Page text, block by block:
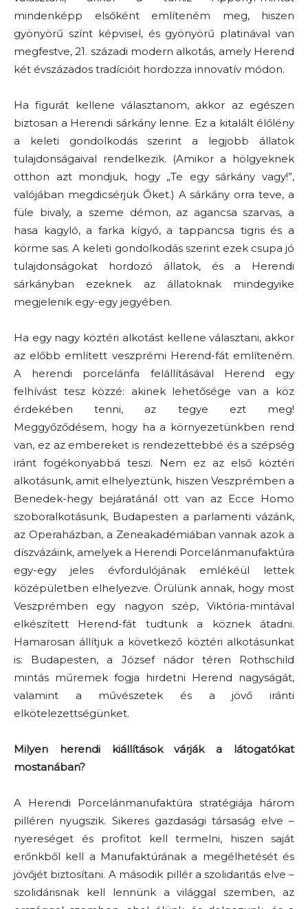
mindenképp elsőként említeném meg, hiszen
gyönyörű színt képvisel, és gyönyörű platinával van
megfestve, 21. századi modern alkotás, amely Herend
két évszázados tradícióit hordozza innovatív módon.
Ha figurát kellene választanom, akkor az egészen
biztosan a Herendi sárkány lenne. Ez a kitalált élőlény
a keleti gondolkodás szerint a legjobb állatok
tulajdonságaival rendelkezik. (Amikor a hölgyeknek
otthon azt mondjuk, hogy „Te egy sárkány vagy!”,
valójában megdicsérjük Őket.) A sárkány orra teve, a
füle bivaly, a szeme démon, az agancsa szarvas, a
hasa kagyló, a farka kígyó, a tappancsa tigris és a
körme sas. A keleti gondolkodás szerint ezek csupa jó
tulajdonságokat hordozó állatok, és a Herendi
sárkányban ezeknek az állatoknak mindegyike
megjelenik egy-egy jegyében.
Ha egy nagy köztéri alkotást kellene választani, akkor
az előbb említett veszprémi Herend-fát említeném.
A herendi porcelánfa felállításával Herend egy
felhívást tesz közzé: akinek lehetősége van a köz
érdekében tenni, az tegye ezt meg!
Meggyőződésem, hogy ha a környezetünkben rend
van, ez az embereket is rendezettebbé és a szépség
iránt fogékonyabbá teszi. Nem ez az első köztéri
alkotásunk, amit elhelyeztünk, hiszen Veszprémben a
Benedek-hegy bejáratánál ott van az Ecce Homo
szoboralkotásunk, Budapesten a parlamenti vázánk,
az Operaházban, a Zeneakadémiában vannak azok a
díszvázáink, amelyek a Herendi Porcelánmanufaktúra
egy-egy jeles évfordulójának emlékéül lettek
középületben elhelyezve. Örülünk annak, hogy most
Veszprémben egy nagyon szép, Viktória-mintával
elkészített Herend-fát tudtunk a köznek átadni.
Hamarosan állítjuk a következő köztéri alkotásunkat
is: Budapesten, a József nádor téren Rothschild
mintás műremek fogja hirdetni Herend nagyságát,
valamint a művészetek és a jövő iránti
elkötelezettségünket.
Milyen herendi kiállítások várják a látogatókat
mostanában?
A Herendi Porcelánmanufaktúra stratégiája három
pilléren nyugszik. Sikeres gazdasági társaság elve –
nyereséget és profitot kell termelni, hiszen saját
erőnkből kell a Manufaktúrának a megélhetését és
jövőjét biztosítani. A második pillér a szolidaritás elve –
szolidárisnak kell lennünk a világgal szemben, az